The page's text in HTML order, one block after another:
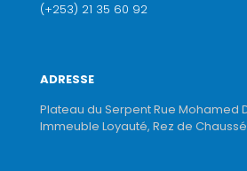
(+253) 21 35 60 92
ADRESSE
Plateau du Serpent Rue Mohamed
Immeuble Loyauté, Rez de